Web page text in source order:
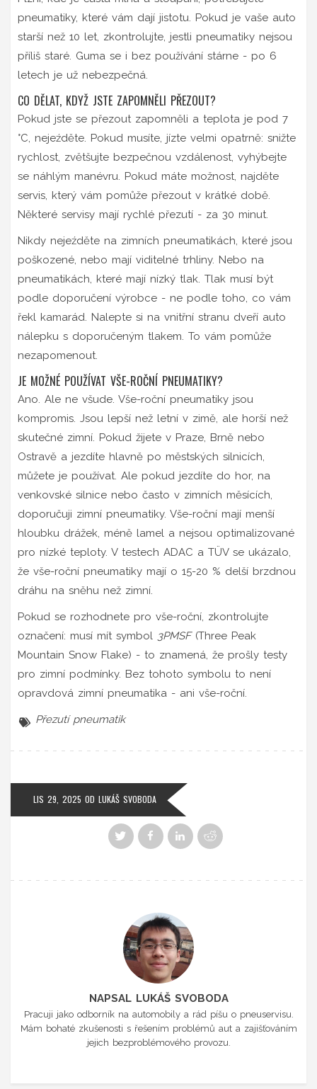
pneumatiky, které vám dají jistotu. Pokud je vaše auto
starší než 10 let, zkontrolujte, jestli pneumatiky nejsou
příliš staré. Guma se i bez používání stárne - po 6
letech je už nebezpečná.
CO DĚLAT, KDYŽ JSTE ZAPOMNĚLI PŘEZOUT?
Pokud jste se přezout zapomněli a teplota je pod 7
°C, nejeźděte. Pokud musíte, jízte velmi opatrně: snižte
rychlost, zvětšujte bezpečnou vzdálenost, vyhýbejte
se náhlým manévru. Pokud máte možnost, najděte
servis, který vám pomůže přezout v krátké době.
Některé servisy mají rychlé přezutí - za 30 minut.
Nikdy nejeźděte na zimních pneumatikách, které jsou
poškozené, nebo mají viditelné trhliny. Nebo na
pneumatikách, které mají nízký tlak. Tlak musí být
podle doporučení výrobce - ne podle toho, co vám
řekl kamarád. Nalepte si na vnitřní stranu dveří auto
nálepku s doporučeným tlakem. To vám pomůže
nezapomenout.
JE MOŽNÉ POUŽÍVAT VŠE-ROČNÍ PNEUMATIKY?
Ano. Ale ne všude. Vše-roční pneumatiky jsou
kompromis. Jsou lepší než letní v zimě, ale horší než
skutečné zimní. Pokud žijete v Praze, Brně nebo
Ostravě a jezdíte hlavně po městských silnicích,
můžete je používat. Ale pokud jezdíte do hor, na
venkovské silnice nebo často v zimních měsících,
doporučuji zimní pneumatiky. Vše-roční mají menší
hloubku drážek, méně lamel a nejsou optimalizované
pro nízké teploty. V testech ADAC a TÜV se ukázalo,
že vše-roční pneumatiky mají o 15-20 % delší brzdnou
dráhu na sněhu než zimní.
Pokud se rozhodnete pro vše-roční, zkontrolujte
označení: musí mít symbol 3PMSF(Three Peak
Mountain Snow Flake) - to znamená, že prošly testy
pro zimní podmínky. Bez tohoto symbolu to není
opravdová zimní pneumatika - ani vše-roční.
Přezutí pneumatik
LIS 29, 2025 OD LUKÁŠ SVOBODA
NAPSAL LUKÁŠ SVOBODA
Pracuji jako odborník na automobily a rád píšu o pneuservisu.
Mám bohaté zkušenosti s řešením problémů aut a zajišťováním
jejich bezproblémového provozu.